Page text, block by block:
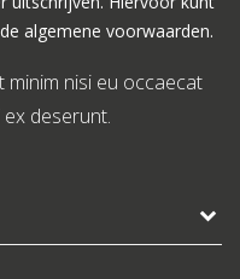
algemene voorwaarden.
minim nisi eu occaecat
deserunt.